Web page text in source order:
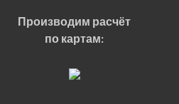
Производим расчёт
по картам: